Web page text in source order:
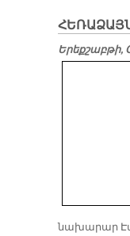
Երեքշաբթի,
նախարար